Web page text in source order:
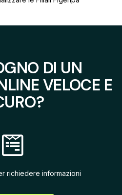
DI UN
VELOCE E
richiedere informazioni